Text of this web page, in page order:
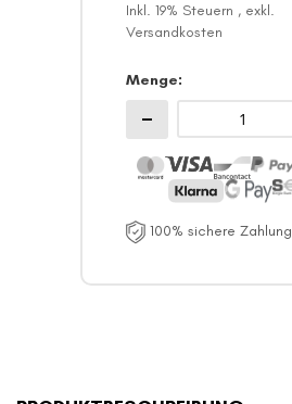
Menge
100% sichere Zahlung
Inkl. 19% Steuern , exkl.
Versandkosten